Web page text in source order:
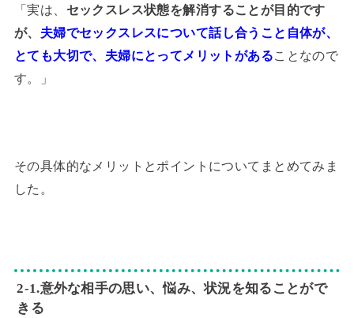
「実は、 セックスレス状態を解消することが目的です
が、 夫婦でセックスレスについて話し合うこと自体が、
とても大切で、夫婦にとってメリットがあることなので
す。」
その具体的なメリットとポイントについてまとめてみま
した。
2‐1.意外な相手の思い、悩み、状況を知ることがで
きる